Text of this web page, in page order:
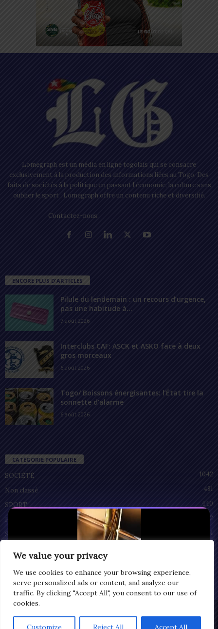
We value your privacy
We use cookies to enhance your browsing experience,
serve personalized ads or content, and analyze our
traffic. By clicking "Accept All", you consent to our use of
cookies.
Customize Reject All Accept All
Lomegraph est un média en ligne togolais qui se consacre
exclusivement à la production des informations liées au Togo. Des
faits de sociétés à la politique en passant l’économie, la culture sans
oublier le sport ; Lomegraph offre un contenu riche et diversifié.
Contactez-nous:
ENCORE PLUS D'ARTICLES
Pilule du lendemain : un recours d’urgence,
pas une habitude à...
7 août 2026
Interclubs CAF: ASCK et ASKO face à deux
gros morceaux
6 août 2026
Togo/ Boissons énergisantes: l’État tire la
sonnette d’alarme
6 août 2026
CATÉGORIE POPULAIRE
SOCIÉTÉ
1042
Non classé
481
SPORT
440
POLITIQUE
212
SANTÉ
94
© Copyright 2025 | LOMEGRAPH